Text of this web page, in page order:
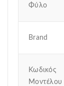
Φύλο
Brand
Κωδικός
Μοντέλου